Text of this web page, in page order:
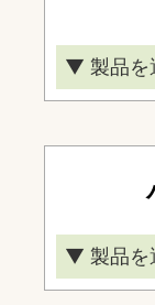
ホームベ
Pプレー
▼ 製品を
テニスポ
テニス審
バレーポ
▼ 製品を